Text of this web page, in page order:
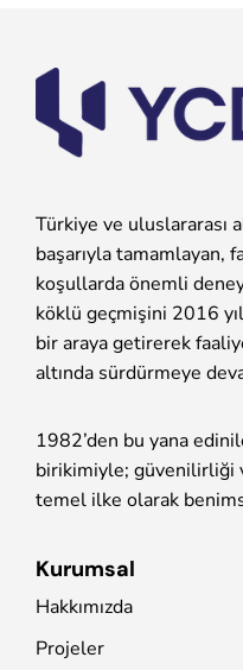
Türkiye ve uluslararası
başarıyla tamamlayan,
koşullarda önemli
köklü geçmişini 2016
bir araya getirerek
altında sürdürmeye
1982’den bu yana
birikimiyle; güvenilirliği
temel ilke olarak
Kurumsal
Hakkımızda
Projeler